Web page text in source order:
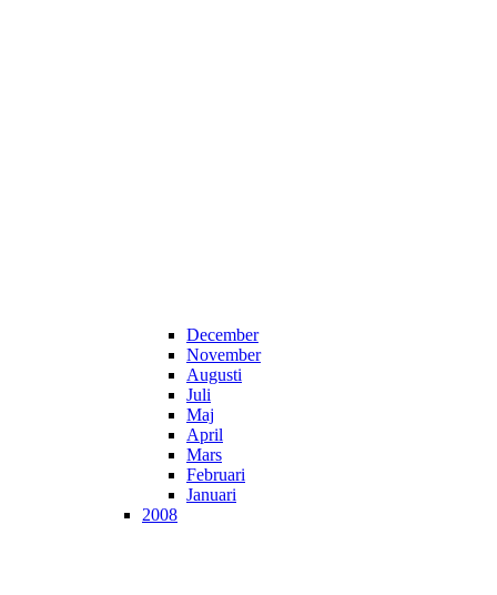
December
November
Augusti
Juli
Maj
April
Mars
Februari
Januari
2008